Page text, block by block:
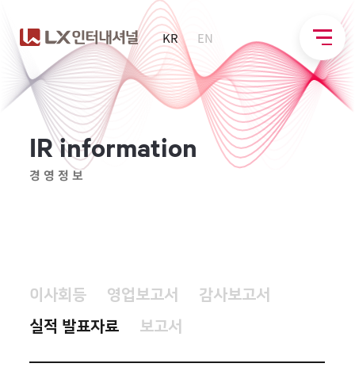
KR EN
IRinformation
경영정보
이사회등 영업보고서
감사보고서
실적 발표자료
보고서